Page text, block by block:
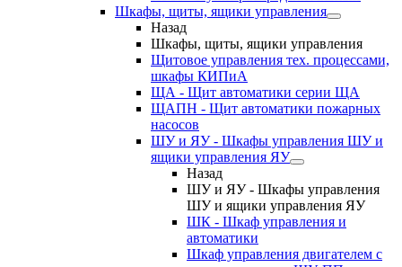
Шкафы, щиты, ящики управления
Назад
Шкафы, щиты, ящики управления
Щитовое управления тех. процессами,
шкафы КИПиА
ЩА - Щит автоматики серии ЩА
ЩАПН - Щит автоматики пожарных
насосов
ШУ и ЯУ - Шкафы управления ШУ и
ящики управления ЯУ
Назад
ШУ и ЯУ - Шкафы управления
ШУ и ящики управления ЯУ
ШК - Шкаф управления и
автоматики
Шкаф управления двигателем с